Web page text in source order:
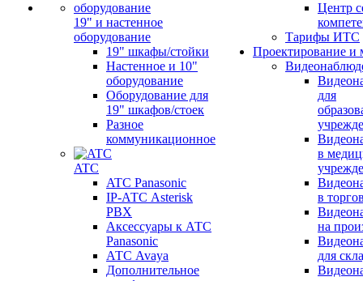
19" и настенное
оборудование
19" шкафы/стойки
Настенное и 10"
оборудование
Оборудование для
19" шкафов/стоек
Разное
коммуникационное
ATC
ATC Panasonic
IP-АТС Asterisk
PBX
Аксессуары к АТС
Panasonic
АТС Avaya
Дополнительное
Центр
Тарифы ИТС
Проектирование и
для
в
в
на
для